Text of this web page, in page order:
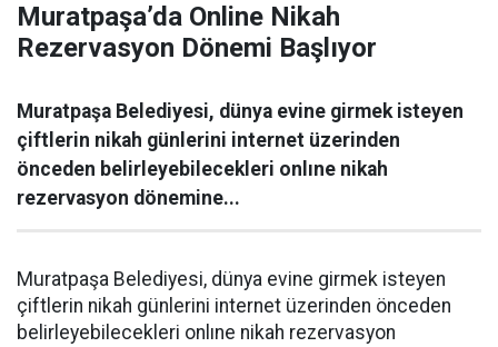
Muratpaşa’da Online Nikah
Rezervasyon Dönemi Başlıyor
Muratpaşa Belediyesi, dünya evine girmek isteyen
çiftlerin nikah günlerini internet üzerinden
önceden belirleyebilecekleri onlıne nikah
rezervasyon dönemine...
Muratpaşa Belediyesi, dünya evine girmek isteyen
çiftlerin nikah günlerini internet üzerinden önceden
belirleyebilecekleri onlıne nikah rezervasyon